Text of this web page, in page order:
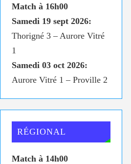
Match à 16h00
Samedi 19 sept 2026:
Thorigné 3 – Aurore Vitré
1
Samedi 03 oct 2026:
Aurore Vitré 1 – Proville 2
RÉGIONAL
Match à 14h00